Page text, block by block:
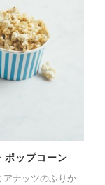
ポップコーン
アナッツのふりか